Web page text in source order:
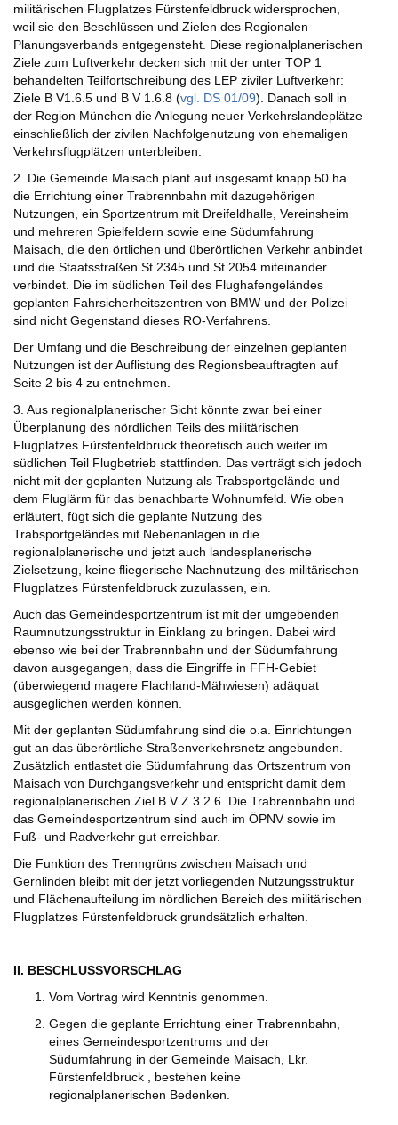
militärischen Flugplatzes Fürstenfeldbruck widersprochen,
weil sie den Beschlüssen und Zielen des Regionalen
Planungsverbands entgegensteht. Diese regionalplanerischen
Ziele zum Luftverkehr decken sich mit der unter TOP 1
behandelten Teilfortschreibung des LEP ziviler Luftverkehr:
Ziele B V1.6.5 und B V 1.6.8 (vgl. DS 01/09). Danach soll in
der Region München die Anlegung neuer Verkehrslandeplätze
einschließlich der zivilen Nachfolgenutzung von ehemaligen
Verkehrsflugplätzen unterbleiben.
2. Die Gemeinde Maisach plant auf insgesamt knapp 50 ha
die Errichtung einer Trabrennbahn mit dazugehörigen
Nutzungen, ein Sportzentrum mit Dreifeldhalle, Vereinsheim
und mehreren Spielfeldern sowie eine Südumfahrung
Maisach, die den örtlichen und überörtlichen Verkehr anbindet
und die Staatsstraßen St 2345 und St 2054 miteinander
verbindet. Die im südlichen Teil des Flughafengeländes
geplanten Fahrsicherheitszentren von BMW und der Polizei
sind nicht Gegenstand dieses RO-Verfahrens.
Der Umfang und die Beschreibung der einzelnen geplanten
Nutzungen ist der Auflistung des Regionsbeauftragten auf
Seite 2 bis 4 zu entnehmen.
3. Aus regionalplanerischer Sicht könnte zwar bei einer
Überplanung des nördlichen Teils des militärischen
Flugplatzes Fürstenfeldbruck theoretisch auch weiter im
südlichen Teil Flugbetrieb stattfinden. Das verträgt sich jedoch
nicht mit der geplanten Nutzung als Trabsportgelände und
dem Fluglärm für das benachbarte Wohnumfeld. Wie oben
erläutert, fügt sich die geplante Nutzung des
Trabsportgeländes mit Nebenanlagen in die
regionalplanerische und jetzt auch landesplanerische
Zielsetzung, keine fliegerische Nachnutzung des militärischen
Flugplatzes Fürstenfeldbruck zuzulassen, ein.
Auch das Gemeindesportzentrum ist mit der umgebenden
Raumnutzungsstruktur in Einklang zu bringen. Dabei wird
ebenso wie bei der Trabrennbahn und der Südumfahrung
davon ausgegangen, dass die Eingriffe in FFH-Gebiet
(überwiegend magere Flachland-Mähwiesen) adäquat
ausgeglichen werden können.
Mit der geplanten Südumfahrung sind die o.a. Einrichtungen
gut an das überörtliche Straßenverkehrsnetz angebunden.
Zusätzlich entlastet die Südumfahrung das Ortszentrum von
Maisach von Durchgangsverkehr und entspricht damit dem
regionalplanerischen Ziel B V Z 3.2.6. Die Trabrennbahn und
das Gemeindesportzentrum sind auch im ÖPNV sowie im
Fuß- und Radverkehr gut erreichbar.
Die Funktion des Trenngrüns zwischen Maisach und
Gernlinden bleibt mit der jetzt vorliegenden Nutzungsstruktur
und Flächenaufteilung im nördlichen Bereich des militärischen
Flugplatzes Fürstenfeldbruck grundsätzlich erhalten.
II. BESCHLUSSVORSCHLAG
Vom Vortrag wird Kenntnis genommen.
Gegen die geplante Errichtung einer Trabrennbahn,
eines Gemeindesportzentrums und der
Südumfahrung in der Gemeinde Maisach, Lkr.
Fürstenfeldbruck , bestehen keine
regionalplanerischen Bedenken.